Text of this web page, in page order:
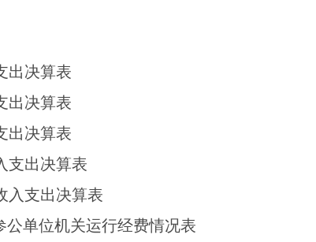
出决算表
出决算表
出决算表
支出决算表
入支出决算表
公单位机关运行经费情况表